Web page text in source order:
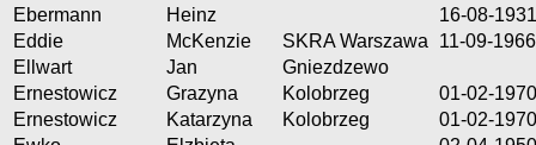
Ebermann
Heinz
16-08-1931
Eddie
McKenzie SKRA Warszawa
11-09-1966
Ellwart
Jan
Gniezdzewo
Ernestowicz
Grazyna Kolobrzeg
01-02-1970
Ernestowicz
Katarzyna Kolobrzeg
01-02-1970